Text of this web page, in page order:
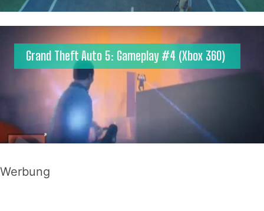
Grand Theft Auto 5: Gameplay #4 (Xbox 360)
Werbung